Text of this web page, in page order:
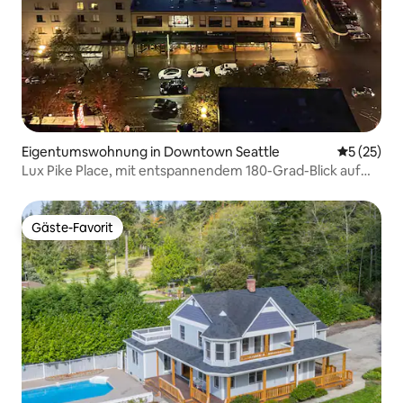
Eigentumswohnung in Downtown Seattle
5 (25)
Lux Pike Place, mit entspannendem 180-Grad-Blick auf
Gäste-Favorit
Gäste-Favorit